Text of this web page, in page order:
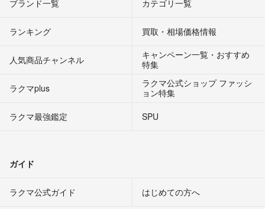
ブランド一覧 カテゴリ一覧
ランキング 買取・相場価格情報
人気商品チャンネル
キャンペーン一覧・おすすめ
特集
ラクマplus
ラクマ公式ショップ ファッシ
ョン特集
ラクマ最強鑑定
SPU
ガイド
ラクマ公式ガイド はじめての方へ